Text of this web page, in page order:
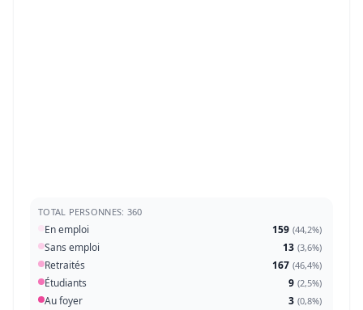
TOTAL PERSONNES: 360
En emploi 159 (44,2%)
Sans emploi 13 (3,6%)
Retraités 167 (46,4%)
Étudiants 9 (2,5%)
Au foyer 3 (0,8%)